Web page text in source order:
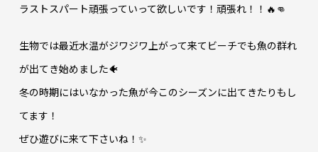
ラストスパート頑張っていって欲しいです！頑張れ！！🔥👊
生物では最近水温がジワジワ上がって来てビーチでも魚の群れ
が出てき始めました🐠
冬の時期にはいなかった魚が今このシーズンに出てきたりもし
てます！
ぜひ遊びに来て下さいね！✨